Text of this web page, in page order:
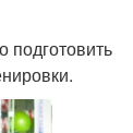
подготовить